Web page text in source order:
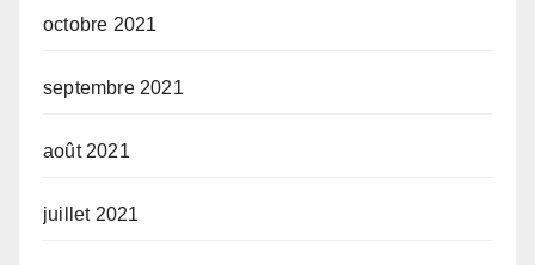
octobre 2021
septembre 2021
août 2021
juillet 2021